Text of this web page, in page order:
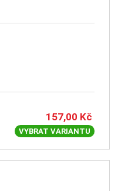
157,00 Kč
VYBRAT VARIANTU